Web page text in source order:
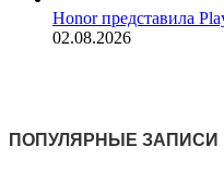
Honor представила
02.08.2026
ПОПУЛЯРНЫЕ ЗАПИСИ